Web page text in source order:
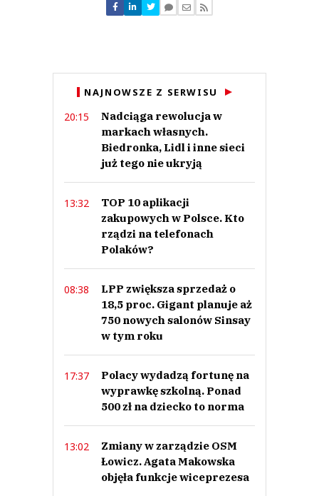
Nie znaleziono komentarzy
Zostaw swoje komentarze
NAJNOWSZE Z SERWISU
20:15
Nadciąga rewolucja w
markach własnych.
Biedronka, Lidl i inne sieci
już tego nie ukryją
13:32
TOP 10 aplikacji
zakupowych w Polsce. Kto
rządzi na telefonach
Polaków?
08:38
LPP zwiększa sprzedaż o
18,5 proc. Gigant planuje aż
750 nowych salonów Sinsay
w tym roku
17:37
Polacy wydadzą fortunę na
wyprawkę szkolną. Ponad
500 zł na dziecko to norma
13:02
Zmiany w zarządzie OSM
Łowicz. Agata Makowska
objęła funkcje wiceprezesa